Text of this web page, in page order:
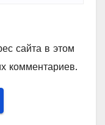
сайта в этом
комментариев.